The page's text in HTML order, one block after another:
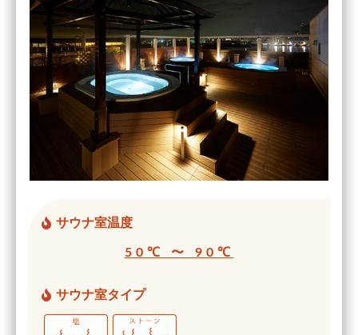
サウナ室温度
50℃ 〜 90℃
サウナ室タイプ